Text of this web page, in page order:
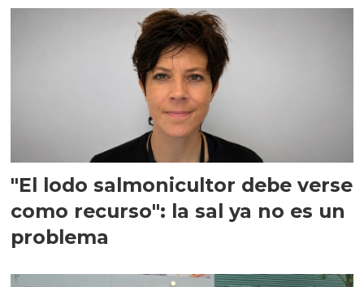
"El lodo salmonicultor debe verse
como recurso": la sal ya no es un
problema